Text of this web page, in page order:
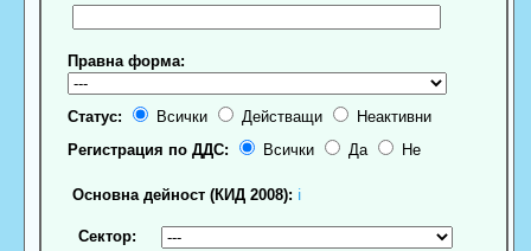
Правна форма:
Статус: Всички Действащи
Неактивни
Регистрация по ДДС:
Всички Да Не
Основна дейност (КИД 2008): ℹ
Сектор: